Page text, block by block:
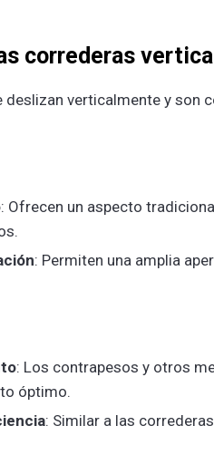
correderas
deslizan verticalmente y son
: Ofrecen un aspecto
: Permiten una amplia
: Los contrapesos y otros
óptimo.
: Similar a las